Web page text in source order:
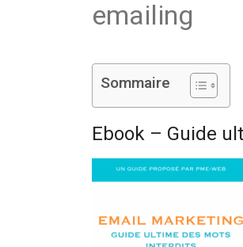
emailing
Sommaire
Ebook – Guide